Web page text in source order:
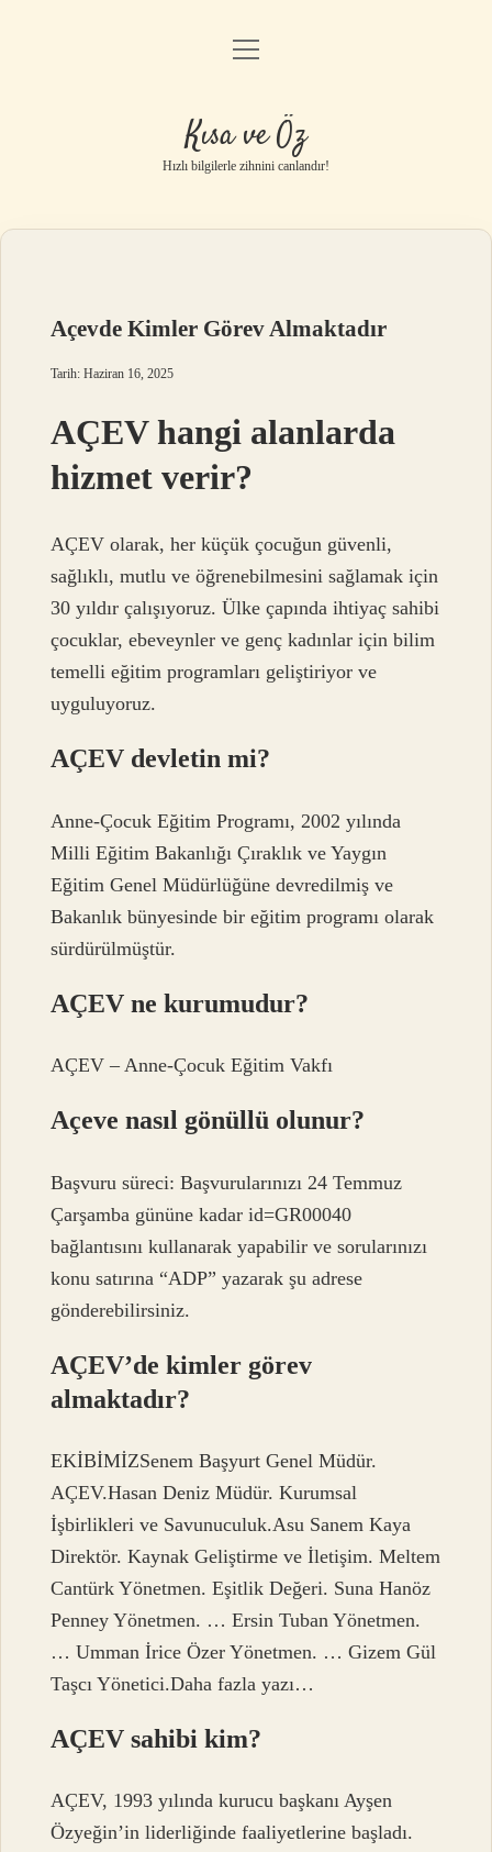
Anasayfa
Gizlilik Politikası
Yasal Uyarı
menüyü
Kısa ve Öz
Hızlı bilgilerle zihnini canlandır!
Açevde Kimler Görev Almaktadır
Tarih: Haziran 16, 2025
AÇEV hangi alanlarda
hizmet verir?
AÇEV olarak, her küçük çocuğun güvenli,
sağlıklı, mutlu ve öğrenebilmesini sağlamak için
30 yıldır çalışıyoruz. Ülke çapında ihtiyaç sahibi
çocuklar, ebeveynler ve genç kadınlar için bilim
temelli eğitim programları geliştiriyor ve
uyguluyoruz.
AÇEV devletin mi?
Anne-Çocuk Eğitim Programı, 2002 yılında
Milli Eğitim Bakanlığı Çıraklık ve Yaygın
Eğitim Genel Müdürlüğüne devredilmiş ve
Bakanlık bünyesinde bir eğitim programı olarak
sürdürülmüştür.
AÇEV ne kurumudur?
AÇEV – Anne-Çocuk Eğitim Vakfı
Açeve nasıl gönüllü olunur?
Başvuru süreci: Başvurularınızı 24 Temmuz
Çarşamba gününe kadar id=GR00040
bağlantısını kullanarak yapabilir ve sorularınızı
konu satırına “ADP” yazarak şu adrese
gönderebilirsiniz.
AÇEV’de kimler görev
almaktadır?
EKİBİMİZSenem Başyurt Genel Müdür.
AÇEV.Hasan Deniz Müdür. Kurumsal
İşbirlikleri ve Savunuculuk.Asu Sanem Kaya
Direktör. Kaynak Geliştirme ve İletişim. Meltem
Cantürk Yönetmen. Eşitlik Değeri. Suna Hanöz
Penney Yönetmen. … Ersin Tuban Yönetmen.
… Umman İrice Özer Yönetmen. … Gizem Gül
Taşcı Yönetici.Daha fazla yazı…
AÇEV sahibi kim?
AÇEV, 1993 yılında kurucu başkanı Ayşen
Özyeğin’in liderliğinde faaliyetlerine başladı.